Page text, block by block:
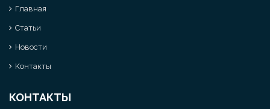
Главная
Статьи
Новости
Контакты
КОНТАКТЫ